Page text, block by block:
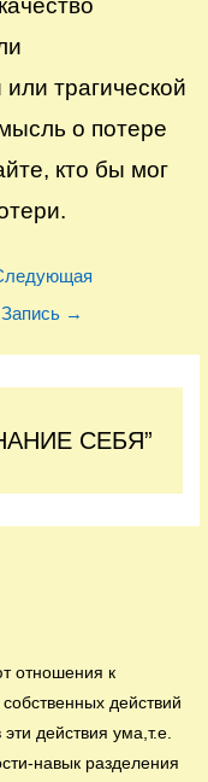
трагической
о потере
кто бы мог
Запись →
СЕБЯ”
отношения к
действий
действия ума,т.е.
навык разделения